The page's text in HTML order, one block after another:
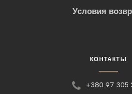
Условия
КОНТАКТЫ
+380 97 305